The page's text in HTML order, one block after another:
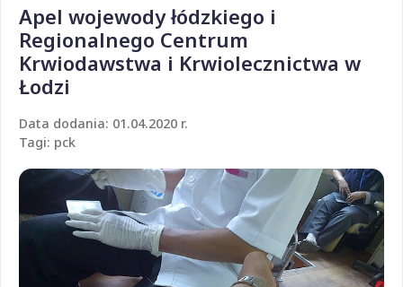
Apel wojewody łódzkiego i
Regionalnego Centrum
Krwiodawstwa i Krwiolecznictwa w
Łodzi
Data dodania: 01.04.2020 r.
Tagi: pck